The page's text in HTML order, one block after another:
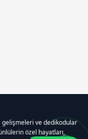
gelişmeleri ve dedikodular
özel hayatları,